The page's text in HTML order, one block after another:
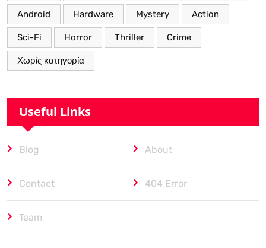
Android Hardware Mystery Action
Sci-Fi Horror Thriller Crime
Χωρίς κατηγορία
Useful Links
Blog About
Contact 404 Error
Team